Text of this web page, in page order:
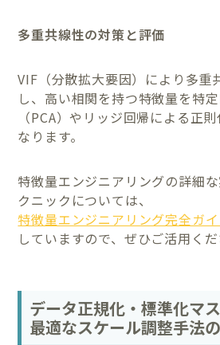
多重共線性の対策と評価
VIF（分散拡大要因）により多重
し、高い相関を持つ特徴量を特
（PCA）やリッジ回帰による正
なります。
特徴量エンジニアリングの詳細
クニックについては、
特徴量エンジニアリング完全ガイ
していますので、ぜひご活用くだ
データ正規化・標準化マ
最適なスケール調整手法